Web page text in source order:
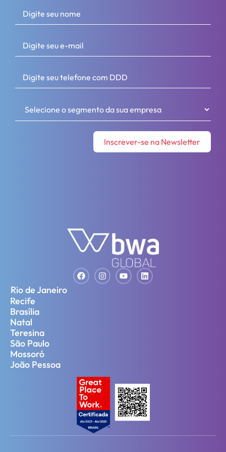
Inscrever-se na Newsletter
Rio de Janeiro
Recife
Brasília
Natal
Teresina
São Paulo
Mossoró
João Pessoa